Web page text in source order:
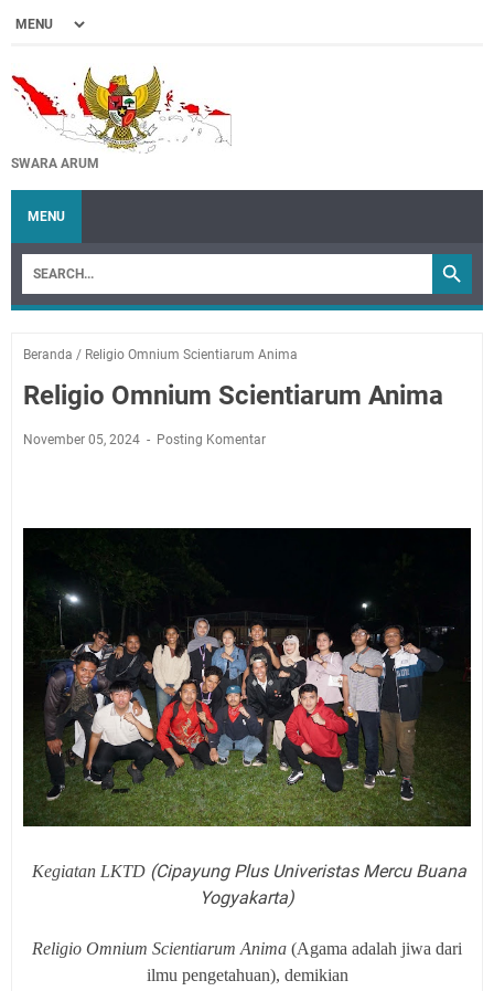
SWARA ARUM
MENU
Beranda / Religio Omnium Scientiarum Anima
Religio Omnium Scientiarum Anima
November 05, 2024 Posting Komentar
Kegiatan LKTD (Cipayung Plus Univeristas Mercu Buana
Yogyakarta)
Religio Omnium Scientiarum Anima (Agama adalah jiwa dari
ilmu pengetahuan), demikian